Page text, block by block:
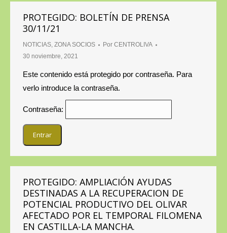
PROTEGIDO: BOLETÍN DE PRENSA
30/11/21
NOTICIAS, ZONA SOCIOS Por CENTROLIVA
30 noviembre, 2021
Este contenido está protegido por contraseña. Para
verlo introduce la contraseña.
Contraseña:
PROTEGIDO: AMPLIACIÓN AYUDAS
DESTINADAS A LA RECUPERACION DE
POTENCIAL PRODUCTIVO DEL OLIVAR
AFECTADO POR EL TEMPORAL FILOMENA
EN CASTILLA-LA MANCHA.